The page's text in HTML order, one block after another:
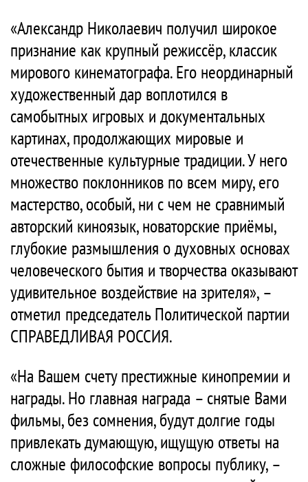
«Александр Николаевич получил широкое
признание как крупный режиссёр, классик
мирового кинематографа. Его неординарный
художественный дар воплотился в
самобытных игровых и документальных
картинах, продолжающих мировые и
отечественные культурные традиции. У него
множество поклонников по всем миру, его
мастерство, особый, ни с чем не сравнимый
авторский киноязык, новаторские приёмы,
глубокие размышления о духовных основах
человеческого бытия и творчества оказывают
удивительное воздействие на зрителя», –
отметил председатель Политической партии
СПРАВЕДЛИВАЯ РОССИЯ.
«На Вашем счету престижные кинопремии и
награды. Но главная награда – снятые Вами
фильмы, без сомнения, будут долгие годы
привлекать думающую, ищущую ответы на
сложные философские вопросы публику, –